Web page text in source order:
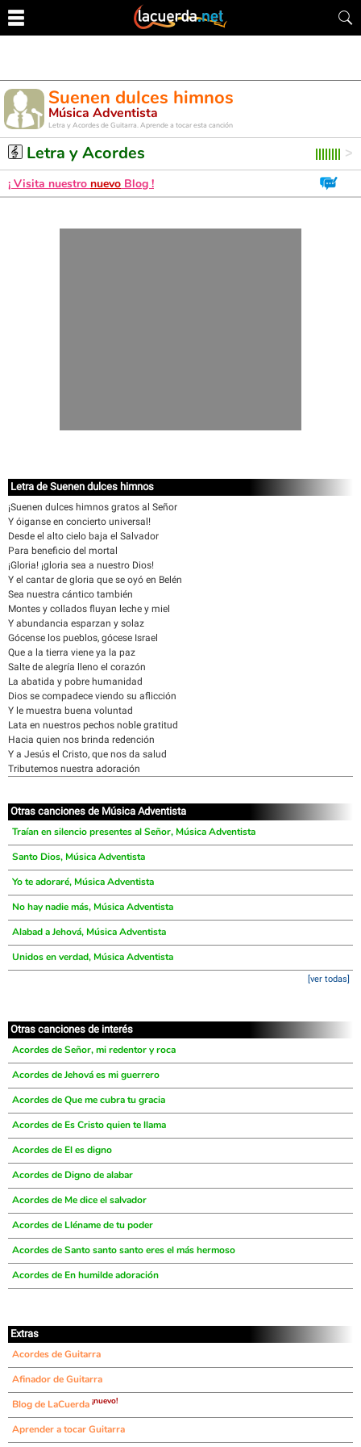
Suenen dulces himnos
Música Adventista
Letra y Acordes de Guitarra. Aprende a tocar esta canción
Letra y Acordes
¡ Visita nuestro nuevo Blog !
Letra de Suenen dulces himnos
¡Suenen dulces himnos gratos al Señor
Y óiganse en concierto universal!
Desde el alto cielo baja el Salvador
Para beneficio del mortal
¡Gloria! ¡gloria sea a nuestro Dios!
Y el cantar de gloria que se oyó en Belén
Sea nuestra cántico también
Montes y collados fluyan leche y miel
Y abundancia esparzan y solaz
Gócense los pueblos, gócese Israel
Que a la tierra viene ya la paz
Salte de alegría lleno el corazón
La abatida y pobre humanidad
Dios se compadece viendo su aflicción
Y le muestra buena voluntad
Lata en nuestros pechos noble gratitud
Hacia quien nos brinda redención
Y a Jesús el Cristo, que nos da salud
Tributemos nuestra adoración
Otras canciones de Música Adventista
Traían en silencio presentes al Señor, Música Adventista
Santo Dios, Música Adventista
Yo te adoraré, Música Adventista
No hay nadie más, Música Adventista
Alabad a Jehová, Música Adventista
Unidos en verdad, Música Adventista
[ver todas]
Otras canciones de interés
Acordes de Señor, mi redentor y roca
Acordes de Jehová es mi guerrero
Acordes de Que me cubra tu gracia
Acordes de Es Cristo quien te llama
Acordes de El es digno
Acordes de Digno de alabar
Acordes de Me dice el salvador
Acordes de Lléname de tu poder
Acordes de Santo santo santo eres el más hermoso
Acordes de En humilde adoración
Extras
Acordes de Guitarra
Afinador de Guitarra
Blog de LaCuerda ¡nuevo!
Aprender a tocar Guitarra